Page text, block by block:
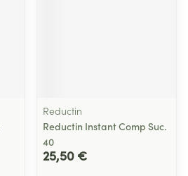
Reductin
Reductin Instant Comp Suc.
40
25,50 €